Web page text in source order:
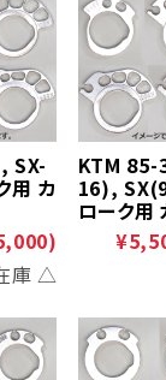
SX-
用 カ
庫 △
KTM 85-
16),
ローク用